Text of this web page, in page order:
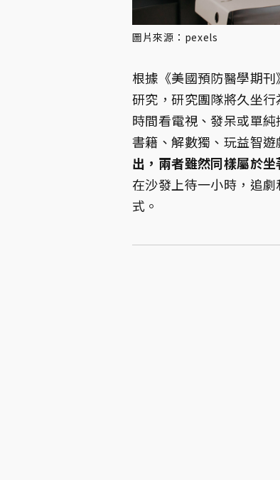
圖片來源：pexels
根據《美國預防醫學期
研究，研究團隊將久坐
時間看電視、發呆或單
書籍、解數獨、玩益智
出，兩者雖然同樣屬於
在沙發上待一小時，追
式。